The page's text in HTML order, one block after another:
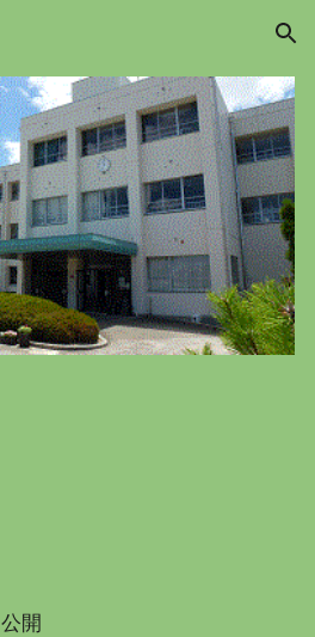
Skip to navigation
公開